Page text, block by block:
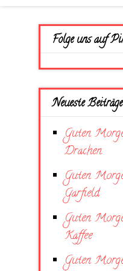
Folge uns auf
Neueste Beiträge
Guten
Drachen
Guten
Garfield
Guten
Kaffee
Guten